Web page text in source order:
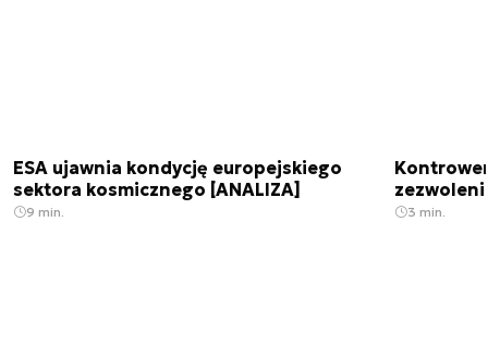
ESA ujawnia kondycję europejskiego
sektora kosmicznego [ANALIZA]
9 min. 3 min.